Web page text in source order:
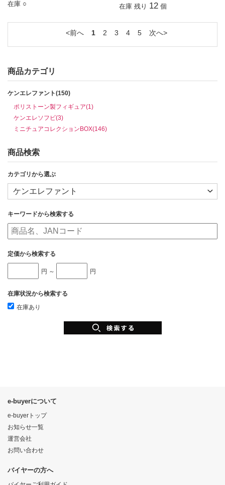
在庫 ○
在庫 残り 12 個
前へ 1 2 3 4 5 次へ
商品カテゴリ
ケンエレファント(150)
ポリストーン製フィギュア(1)
ケンエレソフビ(3)
ミニチュアコレクションBOX(146)
商品検索
カテゴリから選ぶ
キーワードから検索する
定価から検索する
円 ～ 円
在庫状況から検索する
在庫あり
e-buyerについて
e-buyerトップ
お知らせ一覧
運営会社
お問い合わせ
バイヤーの方へ